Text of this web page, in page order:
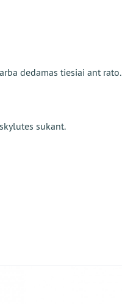
dedamas tiesiai ant rato.
sukant.